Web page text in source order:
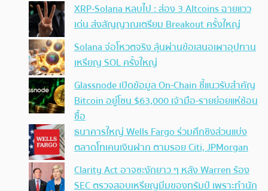
XRP-Solana หลบไป : ส่อง 3 Altcoins ฉายแวว
เด่น ส่งสัญญาณเตรียม Breakout ครั้งใหญ่
Solana จ่อโหวตจริง ลุ้นผ่านข้อเสนอเผาอุปทาน
เหรียญ SOL ครั้งใหญ่
Glassnode เปิดข้อมูล On-Chain ชี้แนวรับสำคัญ
Bitcoin อยู่โซน $63,000 เจ้ามือ-รายย่อยแห่ช้อน
ซื้อ
ธนาคารใหญ่ Wells Fargo ร่วมศึกชิงส่วนแบ่ง
ตลาดโทเคนเงินฝาก ตามรอย Citi, JPMorgan
Clarity Act อาจชะงักยาว ๆ หลัง Warren ร้อง
SEC ตรวจสอบเหรียญมีมของทรัมป์ เพราะทำนัก